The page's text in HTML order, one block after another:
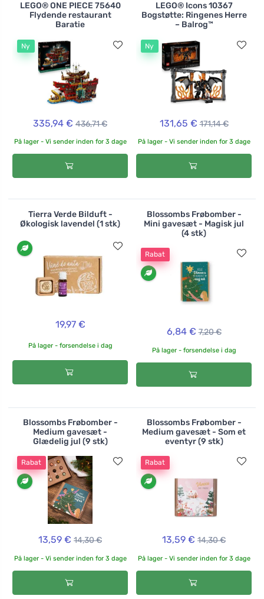
LEGO® ONE PIECE 75640
Flydende restaurant
Baratie
Ny
335,94 € 436,71 €
På lager - Vi sender inden for 3 dage
LEGO® Icons 10367
Bogstøtte: Ringenes Herre
– Balrog™
Ny
131,65 € 171,14 €
På lager - Vi sender inden for 3 dage
Tierra Verde Bilduft -
Økologisk lavendel (1 stk)
19,97 €
På lager - forsendelse i dag
Blossombs Frøbomber -
Mini gavesæt - Magisk jul
(4 stk)
Rabat
6,84 € 7,20 €
På lager - forsendelse i dag
Blossombs Frøbomber -
Medium gavesæt -
Glædelig jul (9 stk)
Rabat
13,59 € 14,30 €
På lager - Vi sender inden for 3 dage
Blossombs Frøbomber -
Medium gavesæt - Som et
eventyr (9 stk)
Rabat
13,59 € 14,30 €
På lager - Vi sender inden for 3 dage